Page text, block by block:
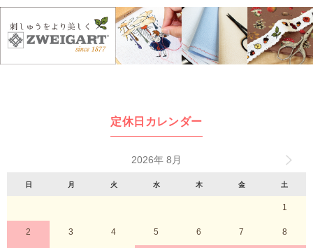
定休日カレンダー
2026年 8月
日 月 火 水 木 金 土
1
2 3 4 5 6 7 8